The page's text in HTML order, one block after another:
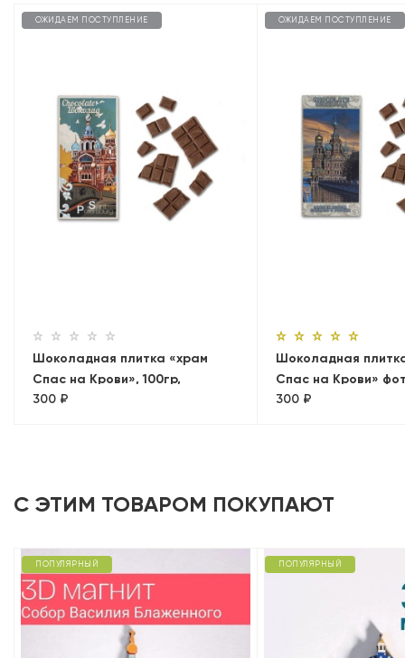
ОЖИДАЕМ ПОСТУПЛЕНИЕ
Шоколадная плитка «храм
Спас на Крови», 100гр,
молочный
300 ₽
ОЖИДАЕМ ПОСТУПЛЕНИЕ
Шоколадная
Спас на Крови»
100гр, молочный
300 ₽
С ЭТИМ ТОВАРОМ ПОКУПАЮТ
ПОПУЛЯРНЫЙ ПОПУЛЯРНЫЙ